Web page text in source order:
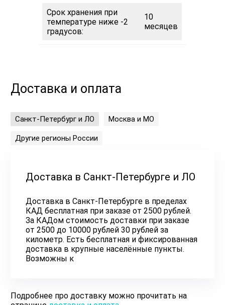
Срок хранения при
температуре ниже -2
градусов:
10
месяцев
Доставка и оплата
Санкт-Петербург и ЛО Москва и МО
Другие регионы России
Доставка в Санкт-Петербурге и ЛО
Доставка в Санкт-Петербурге в пределах
КАД бесплатная при заказе от 2500 рублей.
За КАДом стоимость доставки при заказе
от 2500 до 10000 рублей 30 рублей за
километр. Есть бесплатная и фиксированная
доставка в крупные населённые пункты.
Возможны к
Подробнее про доставку можно прочитать на